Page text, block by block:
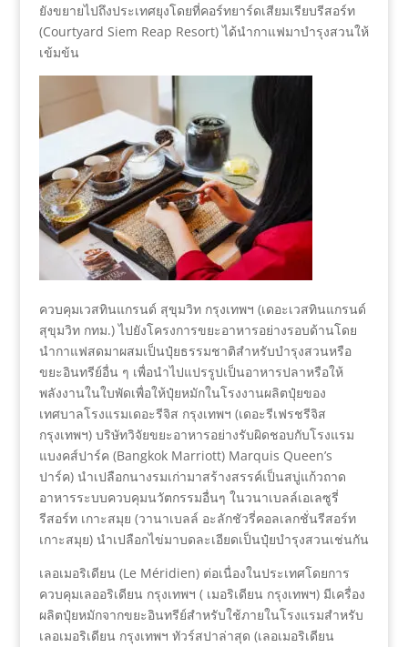
ยังขยายไปถึงประเทศยุงโดยที่คอร์ทยาร์ดเสียมเรียบรีสอร์ท
(Courtyard Siem Reap Resort) ได้นำกาแฟมาบำรุงสวนให้
เข้มข้น
ควบคุมเวสทินแกรนด์ สุขุมวิท กรุงเทพฯ (เดอะเวสทินแกรนด์
สุขุมวิท กทม.) ไปยังโครงการขยะอาหารอย่างรอบด้านโดย
นำกาแฟสดมาผสมเป็นปุ๋ยธรรมชาติสำหรับบำรุงสวนหรือ
ขยะอินทรีย์อื่น ๆ เพื่อนำไปแปรรูปเป็นอาหารปลาหรือให้
พลังงานในใบพัดเพื่อให้ปุ๋ยหมักในโรงงานผลิตปุ๋ยของ
เทศบาลโรงแรมเดอะรีจิส กรุงเทพฯ (เดอะรีเฟรชรีจิส
กรุงเทพฯ) บริษัทวิจัยขยะอาหารอย่างรับผิดชอบกับโรงแรม
แบงคส์ปาร์ค (Bangkok Marriott) Marquis Queen’s
ปาร์ค) นำเปลือกนางรมเก่ามาสร้างสรรค์เป็นสบู่แก้วถาด
อาหารระบบควบคุมนวัตกรรมอื่นๆ ในวนาเบลล์เอเลซูรี่
รีสอร์ท เกาะสมุย (วานาเบลล์ อะลักชัวรี่คอลเลกชั่นรีสอร์ท
เกาะสมุย) นำเปลือกไข่มาบดละเอียดเป็นปุ๋ยบำรุงสวนเช่นกัน
เลอเมอริเดียน (Le Méridien) ต่อเนื่องในประเทศโดยการ
ควบคุมเลออริเดียน กรุงเทพฯ ( เมอริเดียน กรุงเทพฯ) มีเครื่อง
ผลิตปุ๋ยหมักจากขยะอินทรีย์สำหรับใช้ภายในโรงแรมสำหรับ
เลอเมอริเดียน กรุงเทพฯ ทัวร์สปาล่าสุด (เลอเมอริเดียน